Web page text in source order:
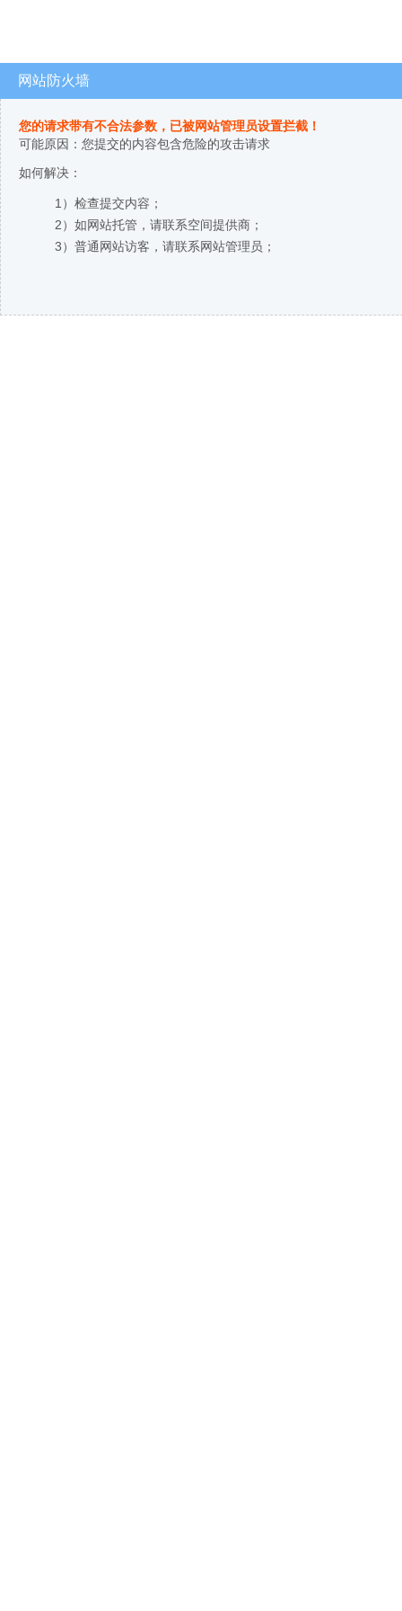
网站防火墙
您的请求带有不合法参数，已被网站管理员设置拦截！
可能原因：您提交的内容包含危险的攻击请求
如何解决：
1）检查提交内容；
2）如网站托管，请联系空间提供商；
3）普通网站访客，请联系网站管理员；